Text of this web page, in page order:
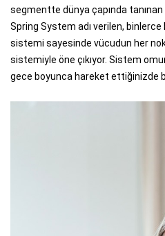
segmentte dünya çapında
Spring System adı verilen,
sistemi sayesinde vücudun her
sistemiyle öne çıkıyor. Sistem
gece boyunca hareket ettiğinizde